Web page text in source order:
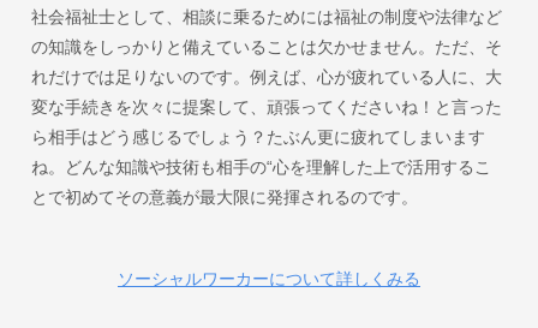
社会福祉士として、相談に乗るためには福祉の制度や法律など
の知識をしっかりと備えていることは欠かせません。ただ、そ
れだけでは足りないのです。例えば、心が疲れている人に、大
変な手続きを次々に提案して、頑張ってくださいね！と言った
ら相手はどう感じるでしょう？たぶん更に疲れてしまいます
ね。どんな知識や技術も相手の“心を理解した上で活用するこ
とで初めてその意義が最大限に発揮されるのです。
ソーシャルワーカーについて詳しくみる